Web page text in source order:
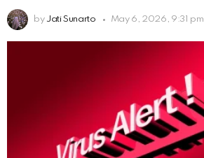
by Jati Sunarto May 6, 2026, 9:31 pm